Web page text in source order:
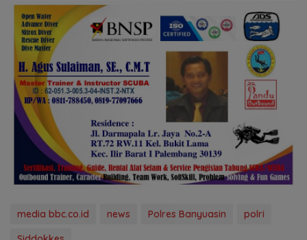
media bbc.co.id news Polres Banyuasin
polri